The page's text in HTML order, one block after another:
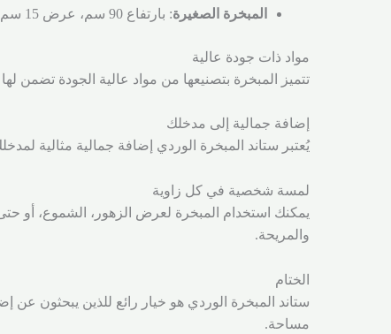
المبخرة الصغيرة: بارتفاع 90 سم، عرض 15 سم، تناسب المساحات الأصغر وتكمل الطاولة الكبيرة بشكل رائع.
مواد ذات جودة عالية
تتميز المبخرة بتصنيعها من مواد عالية الجودة تضمن
إضافة جمالية إلى مدخلك
يُعتبر ستاند المبخرة الوردي إضافة جمالية مثالية
لمسة شخصية في كل زاوية
يمكنك استخدام المبخرة لعرض الزهور، الشموع، أو
والمريحة.
الختام
ستاند المبخرة الوردي هو خيار رائع للذين يبحثون
مساحة.